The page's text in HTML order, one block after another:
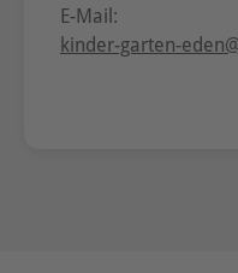
E-Mail:
kinder-garten-